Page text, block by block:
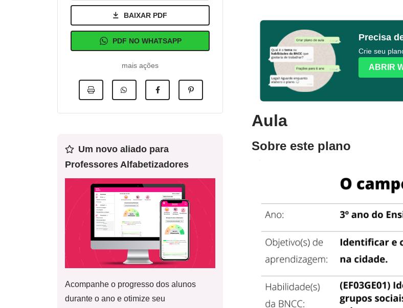
BAIXAR PDF
PDF NO WHATSAPP
mais ações
Um novo aliado para
Professores Alfabetizadores
Acompanhe o progresso dos alunos
durante o ano e otimize seu
Precisa
Crie seu
ABRIR
Aula
Sobre este plano